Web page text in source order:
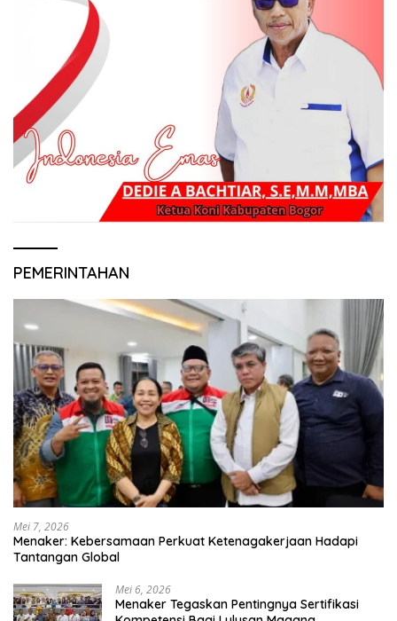
PEMERINTAHAN
Mei 7, 2026
Menaker: Kebersamaan Perkuat Ketenagakerjaan Hadapi
Tantangan Global
Mei 6, 2026
Menaker Tegaskan Pentingnya Sertifikasi